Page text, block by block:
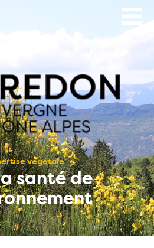
végétale
santé de